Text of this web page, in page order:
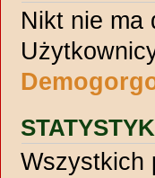
Nikt nie ma